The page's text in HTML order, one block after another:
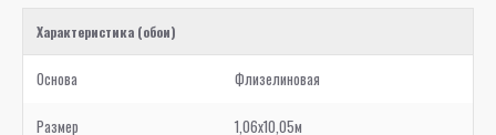
Характеристика (обои)
Основа Флизелиновая
Размер 1,06x10,05м